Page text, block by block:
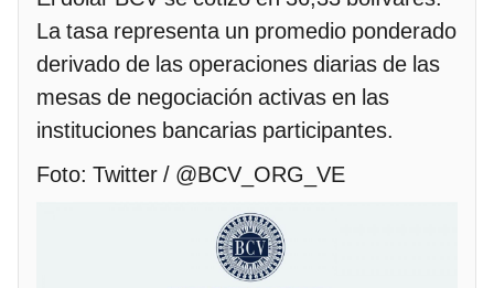
La tasa representa un promedio ponderado
derivado de las operaciones diarias de las
mesas de negociación activas en las
instituciones bancarias participantes.
Foto: Twitter / @BCV_ORG_VE